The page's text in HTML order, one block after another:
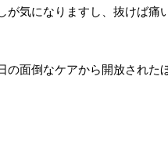
が気になりますし、抜けば痛
の面倒なケアから開放された